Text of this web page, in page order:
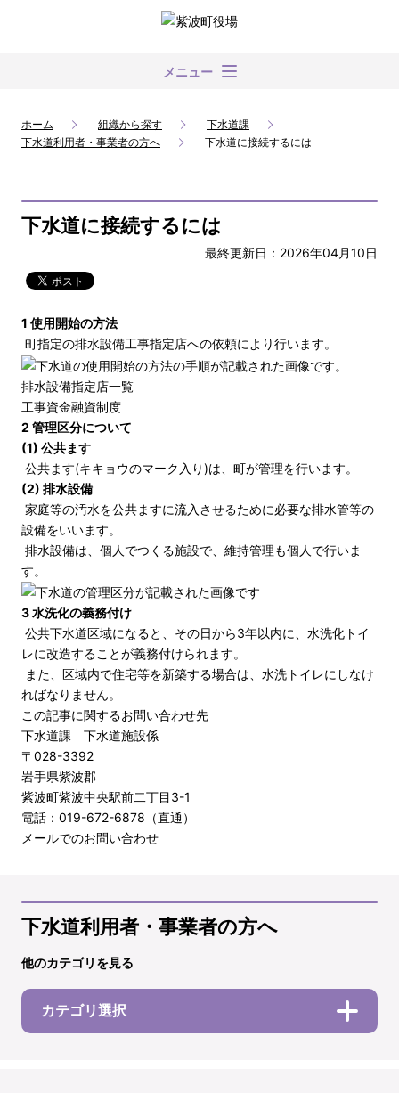
メニュー
ホーム 組織から探す
下水道課
下水道利用者・事業者の方へ
下水道に接続するには
下水道に接続するには
最終更新日：2026年04月10日
1 使用開始の方法
町指定の排水設備工事指定店への依頼により行います。
排水設備指定店一覧
工事資金融資制度
2 管理区分について
(1) 公共ます
公共ます(キキョウのマーク入り)は、町が管理を行います。
(2) 排水設備
家庭等の汚水を公共ますに流入させるために必要な排水管等の
設備をいいます。
排水設備は、個人でつくる施設で、維持管理も個人で行いま
す。
3 水洗化の義務付け
公共下水道区域になると、その日から3年以内に、水洗化トイ
レに改造することが義務付けられます。
また、区域内で住宅等を新築する場合は、水洗トイレにしなけ
ればなりません。
この記事に関するお問い合わせ先
下水道課 下水道施設係
〒028-3392
岩手県紫波郡
紫波町紫波中央駅前二丁目3-1
電話：019-672-6878（直通）
メールでのお問い合わせ
下水道利用者・事業者の方へ
他のカテゴリを見る
カテゴリ選択